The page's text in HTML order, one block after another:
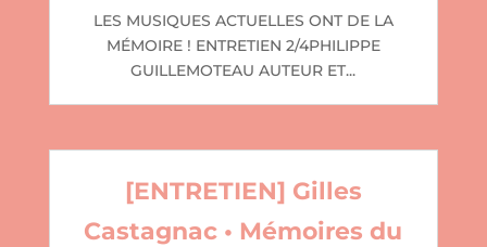
LES MUSIQUES ACTUELLES ONT DE LA
MÉMOIRE ! ENTRETIEN 2/4PHILIPPE
GUILLEMOTEAU AUTEUR ET...
[ENTRETIEN] Gilles
Castagnac • Mémoires du